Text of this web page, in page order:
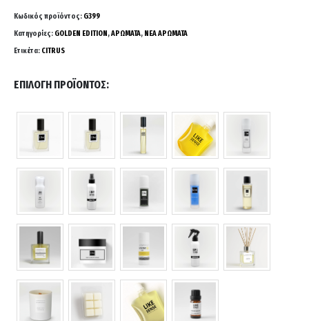
5.00 €
through
Κωδικός προϊόντος: G399
Κατηγορίες: GOLDEN EDITION ,ΑΡΩΜΑΤΑ, ΝΕΑ ΑΡΩΜΑΤΑ
Ετικέτα: CITRUS
ΕΠΙΛΟΓΉ ΠΡΟΪΌΝΤΟΣ